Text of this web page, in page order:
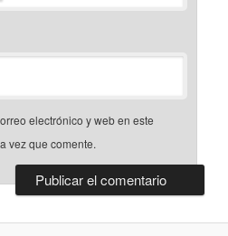
electrónico y web en este
vez que comente.